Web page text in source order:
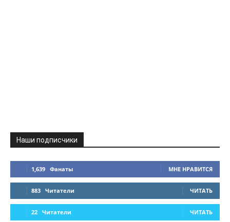
Наши подписчики
1,639 Фанаты МНЕ НРАВИТСЯ
883 Читатели ЧИТАТЬ
22 Читатели ЧИТАТЬ